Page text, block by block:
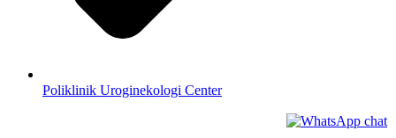
Poliklinik Uroginekologi Center